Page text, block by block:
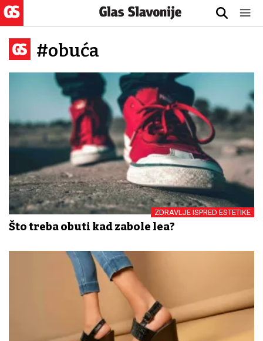
#obuća
ZDRAVLJE ISPRED ESTETIKE
Što treba obuti kad zabole leđa?